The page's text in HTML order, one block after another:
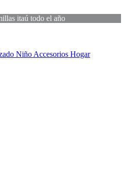
itaú todo el año
Niño Accesorios Hogar